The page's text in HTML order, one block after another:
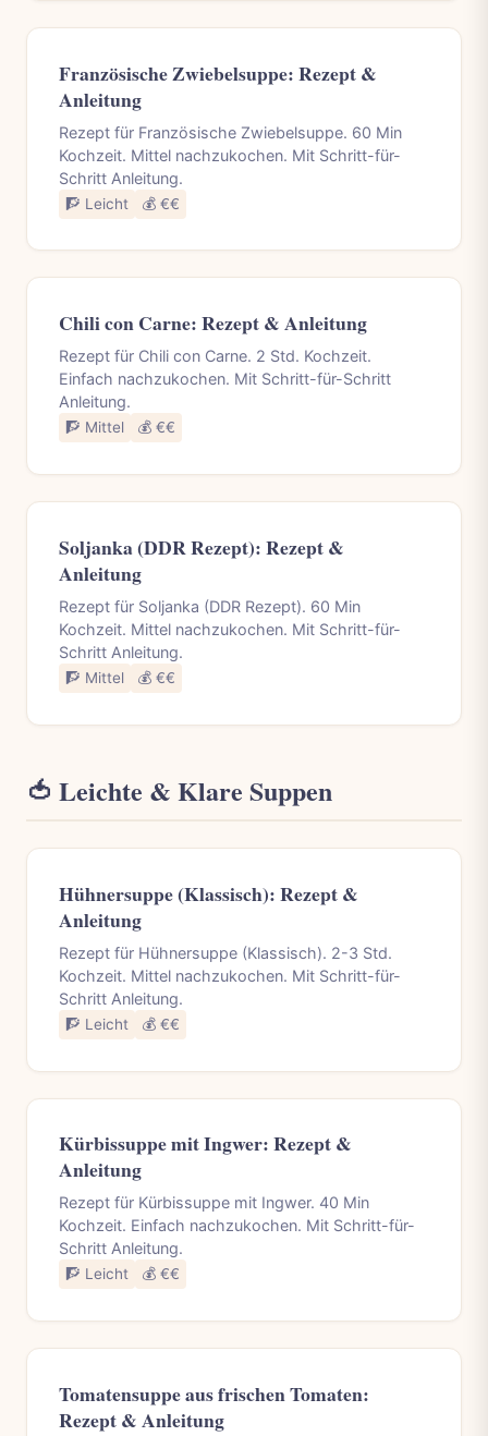
Französische Zwiebelsuppe: Rezept &
Anleitung
Rezept für Französische Zwiebelsuppe. 60 Min
Kochzeit. Mittel nachzukochen. Mit Schritt-für-
Schritt Anleitung.
🧗 Leicht 💰 €€
Chili con Carne: Rezept & Anleitung
Rezept für Chili con Carne. 2 Std. Kochzeit.
Einfach nachzukochen. Mit Schritt-für-Schritt
Anleitung.
🧗 Mittel 💰 €€
Soljanka (DDR Rezept): Rezept &
Anleitung
Rezept für Soljanka (DDR Rezept). 60 Min
Kochzeit. Mittel nachzukochen. Mit Schritt-für-
Schritt Anleitung.
🧗 Mittel 💰 €€
🍅 Leichte & Klare Suppen
Hühnersuppe (Klassisch): Rezept &
Anleitung
Rezept für Hühnersuppe (Klassisch). 2-3 Std.
Kochzeit. Mittel nachzukochen. Mit Schritt-für-
Schritt Anleitung.
🧗 Leicht 💰 €€
Kürbissuppe mit Ingwer: Rezept &
Anleitung
Rezept für Kürbissuppe mit Ingwer. 40 Min
Kochzeit. Einfach nachzukochen. Mit Schritt-für-
Schritt Anleitung.
🧗 Leicht 💰 €€
Tomatensuppe aus frischen Tomaten:
Rezept & Anleitung